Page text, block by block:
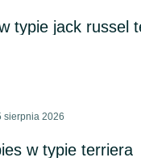
typie jack russel
sierpnia 2026
w typie terriera